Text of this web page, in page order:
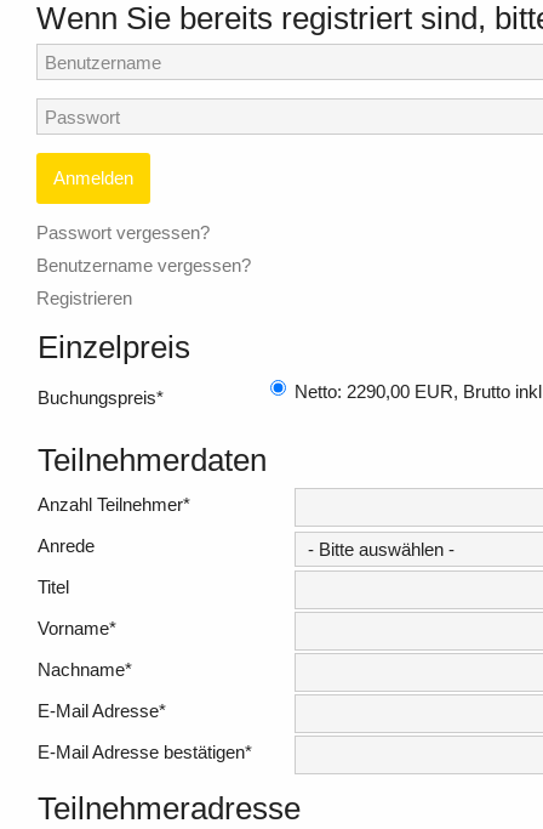
Wenn Sie bereits registriert sind,
Anmelden
Passwort vergessen?
Benutzername vergessen?
Registrieren
Einzelpreis
Buchungspreis* Netto: 2290,00 EUR, Brutto
Teilnehmerdaten
Anzahl Teilnehmer*
Anrede
Titel
Vorname*
Nachname*
E-Mail Adresse*
E-Mail Adresse bestätigen*
Teilnehmeradresse